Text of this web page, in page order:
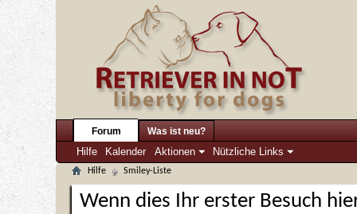
Forum
Hilfe Kalender Aktionen Nützliche Links
Was ist neu?
Hilfe Smiley-Liste
Wenn dies Ihr erster Besuch